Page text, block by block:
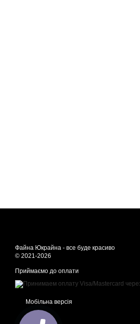
Файна Юкрайна - все буде красиво
© 2021-2026
Приймаємо до оплати
Мобільна версія